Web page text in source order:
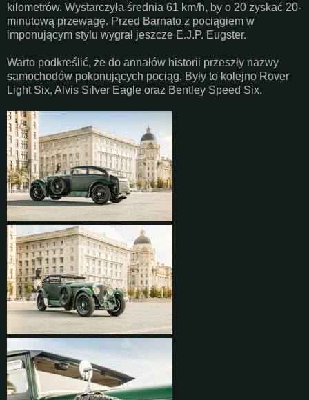
kilometrów. Wystarczyła średnia 61 km/h, by o 20 zyskać 20-
minutową przewagę. Przed Barnato z pociągiem w
imponującym stylu wygrał jeszcze E.J.P. Eugster.
Warto podkreślić, że do annałów historii przeszły nazwy
samochodów pokonujących pociąg. Były to kolejno Rover
Light Six, Alvis Silver Eagle oraz Bentley Speed Six.